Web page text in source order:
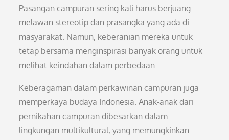
Pasangan campuran sering kali harus berjuang
melawan stereotip dan prasangka yang ada di
masyarakat. Namun, keberanian mereka untuk
tetap bersama menginspirasi banyak orang untuk
melihat keindahan dalam perbedaan.
Keberagaman dalam perkawinan campuran juga
memperkaya budaya Indonesia. Anak-anak dari
pernikahan campuran dibesarkan dalam
lingkungan multikultural, yang memungkinkan